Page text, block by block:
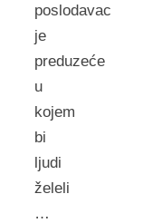
poslodavac
je
preduzeće
u
kojem
bi
ljudi
želeli
…